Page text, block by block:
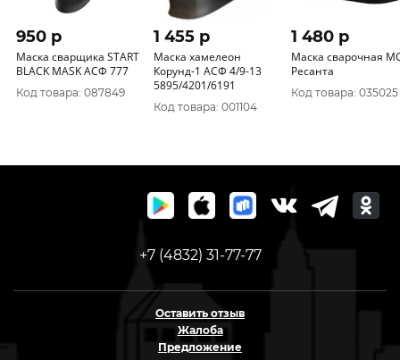
950 p
Маска сварщика START
BLACK MASK АСФ 777
Код товара: 087849
1 455 p
Маска хамелеон
Корунд-1 АСФ 4/9-13
5895/4201/6191
Код товара: 001104
1 480 p
Маска сварочная
Ресанта
Код товара: 035025
+7 (4832) 31-77-77
Оставить отзыв
Жалоба
Предложение